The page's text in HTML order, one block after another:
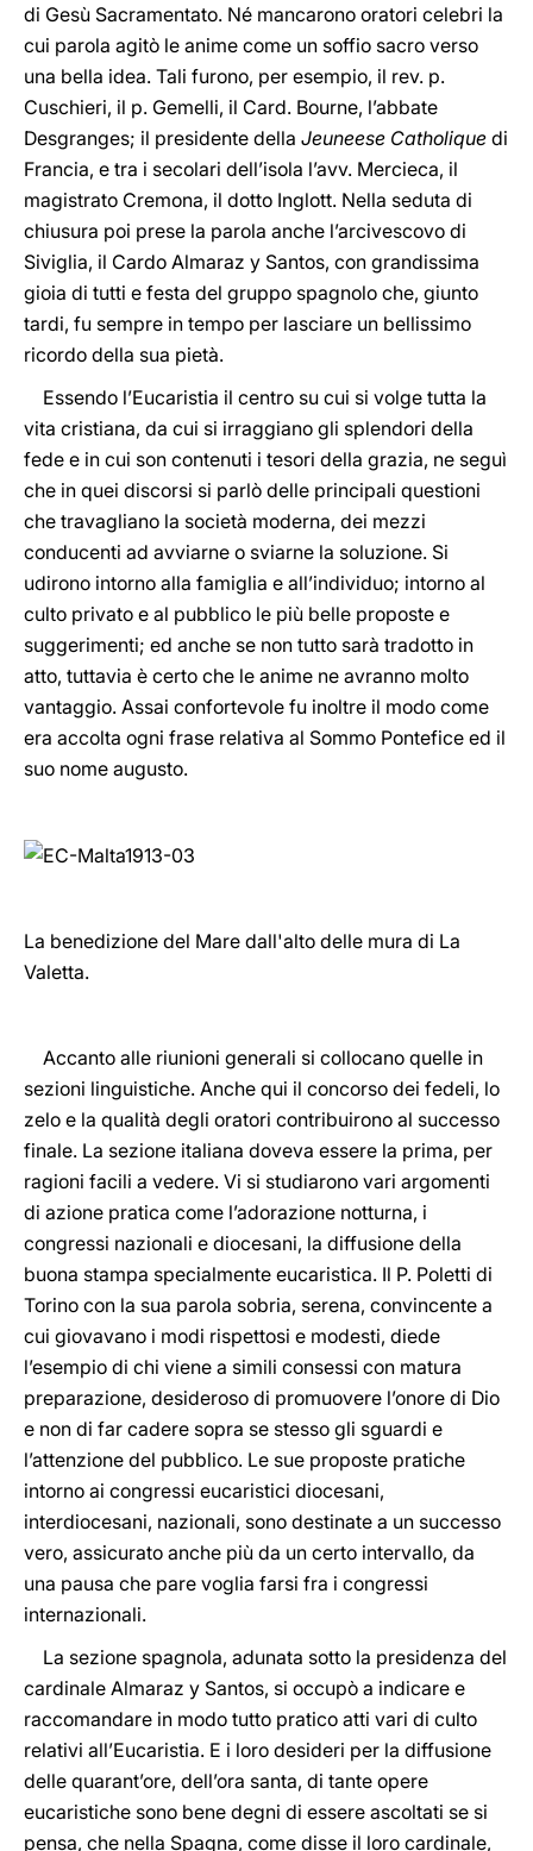
di Gesù Sacramentato. Né mancarono oratori celebri la
cui parola agitò le anime come un soffio sacro verso
una bella idea. Tali furono, per esempio, il rev. p.
Cuschieri, il p. Gemelli, il Card. Bourne, l’abbate
Desgranges; il presidente della Jeuneese Catholique di
Francia, e tra i secolari dell’isola l’avv. Mercieca, il
magistrato Cremona, il dotto Inglott. Nella seduta di
chiusura poi prese la parola anche l’arcivescovo di
Siviglia, il Cardo Almaraz y Santos, con grandissima
gioia di tutti e festa del gruppo spagnolo che, giunto
tardi, fu sempre in tempo per lasciare un bellissimo
ricordo della sua pietà.
Essendo l’Eucaristia il centro su cui si volge tutta la
vita cristiana, da cui si irraggiano gli splendori della
fede e in cui son contenuti i tesori della grazia, ne seguì
che in quei discorsi si parlò delle principali questioni
che travagliano la società moderna, dei mezzi
conducenti ad avviarne o sviarne la soluzione. Si
udirono intorno alla famiglia e all’individuo; intorno al
culto privato e al pubblico le più belle proposte e
suggerimenti; ed anche se non tutto sarà tradotto in
atto, tuttavia è certo che le anime ne avranno molto
vantaggio. Assai confortevole fu inoltre il modo come
era accolta ogni frase relativa al Sommo Pontefice ed il
suo nome augusto.
La benedizione del Mare dall'alto delle mura di La
Valetta.
Accanto alle riunioni generali si collocano quelle in
sezioni linguistiche. Anche qui il concorso dei fedeli, lo
zelo e la qualità degli oratori contribuirono al successo
finale. La sezione italiana doveva essere la prima, per
ragioni facili a vedere. Vi si studiarono vari argomenti
di azione pratica come l’adorazione notturna, i
congressi nazionali e diocesani, la diffusione della
buona stampa specialmente eucaristica. Il P. Poletti di
Torino con la sua parola sobria, serena, convincente a
cui giovavano i modi rispettosi e modesti, diede
l’esempio di chi viene a simili consessi con matura
preparazione, desideroso di promuovere l’onore di Dio
e non di far cadere sopra se stesso gli sguardi e
l’attenzione del pubblico. Le sue proposte pratiche
intorno ai congressi eucaristici diocesani,
interdiocesani, nazionali, sono destinate a un successo
vero, assicurato anche più da un certo intervallo, da
una pausa che pare voglia farsi fra i congressi
internazionali.
La sezione spagnola, adunata sotto la presidenza del
cardinale Almaraz y Santos, si occupò a indicare e
raccomandare in modo tutto pratico atti vari di culto
relativi all’Eucaristia. E i loro desideri per la diffusione
delle quarant’ore, dell’ora santa, di tante opere
eucaristiche sono bene degni di essere ascoltati se si
pensa, che nella Spagna, come disse il loro cardinale,